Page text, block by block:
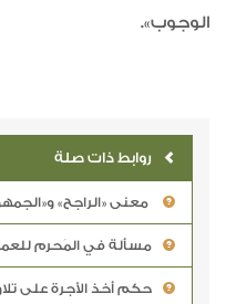
الوجوب».
روابط ذات صلة
معنى «الراجح»
مسألة في المَحرم
حكم أخذ الأجرة على